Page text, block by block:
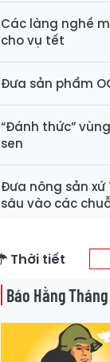
Các làng nghề
cho vụ tết
Đưa sản phẩm
“Đánh thức”
sen
Đưa nông sản
sâu vào các
Thời tiết
Báo Hằng Tháng